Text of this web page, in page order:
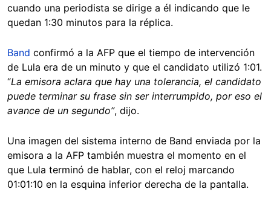
cuando una periodista se dirige a él indicando que le
quedan 1:30 minutos para la réplica.
Band confirmó a la AFP que el tiempo de intervención
de Lula era de un minuto y que el candidato utilizó 1:01.
“La emisora aclara que hay una tolerancia, el candidato
puede terminar su frase sin ser interrumpido, por eso el
avance de un segundo”, dijo.
Una imagen del sistema interno de Band enviada por la
emisora a la AFP también muestra el momento en el
que Lula terminó de hablar, con el reloj marcando
01:01:10 en la esquina inferior derecha de la pantalla.